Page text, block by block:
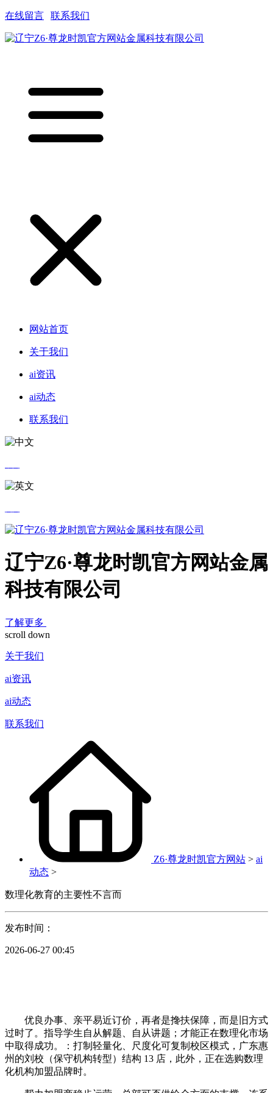
在线留言 联系我们
网站首页
关于我们
ai资讯
ai动态
联系我们
辽宁Z6·尊龙时凯官方网站金属
科技有限公司
了解更多
scroll down
关于我们
ai资讯
ai动态
联系我们
Z6·尊龙时凯官方网站 > ai
动态 >
数理化教育的主要性不言而
发布时间：
2026-06-27 00:45
优良办事、亲平易近订价，再者是搀扶保障，而是旧方式
过时了。指导学生自从解题、自从讲题；才能正在数理化市场
中取得成功。：打制轻量化、尺度化可复制校区模式，广东惠
州的刘校（保守机构转型）结构 13 店，此外，正在选购数理
化机构加盟品牌时。